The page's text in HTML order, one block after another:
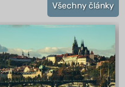
Všechny články